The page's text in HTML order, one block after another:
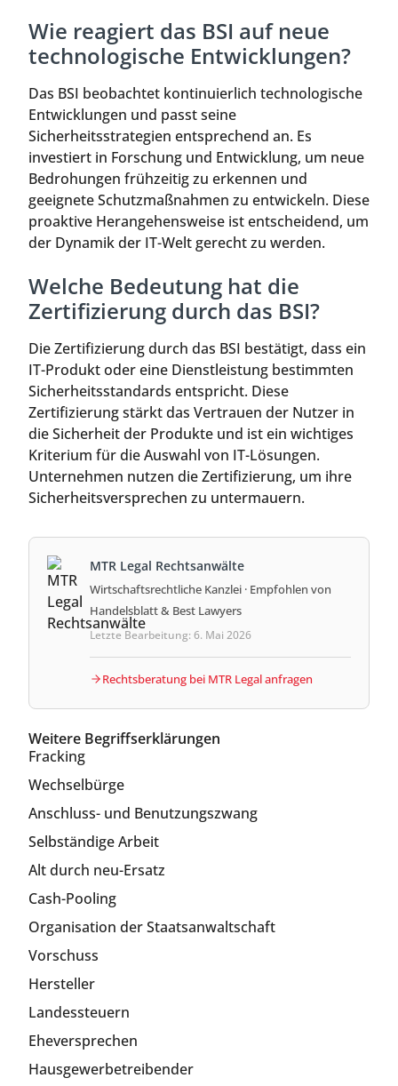
Wie reagiert das BSI auf neue
technologische Entwicklungen?
Das BSI beobachtet kontinuierlich technologische
Entwicklungen und passt seine
Sicherheitsstrategien entsprechend an. Es
investiert in Forschung und Entwicklung, um neue
Bedrohungen frühzeitig zu erkennen und
geeignete Schutzmaßnahmen zu entwickeln. Diese
proaktive Herangehensweise ist entscheidend, um
der Dynamik der IT-Welt gerecht zu werden.
Welche Bedeutung hat die
Zertifizierung durch das BSI?
Die Zertifizierung durch das BSI bestätigt, dass ein
IT-Produkt oder eine Dienstleistung bestimmten
Sicherheitsstandards entspricht. Diese
Zertifizierung stärkt das Vertrauen der Nutzer in
die Sicherheit der Produkte und ist ein wichtiges
Kriterium für die Auswahl von IT-Lösungen.
Unternehmen nutzen die Zertifizierung, um ihre
Sicherheitsversprechen zu untermauern.
MTR Legal Rechtsanwälte
Wirtschaftsrechtliche Kanzlei · Empfohlen von
Handelsblatt & Best Lawyers
Letzte Bearbeitung: 6. Mai 2026
Rechtsberatung bei MTR Legal anfragen
Weitere Begriffserklärungen
Fracking
Wechselbürge
Anschluss- und Benutzungszwang
Selbständige Arbeit
Alt durch neu-Ersatz
Cash-Pooling
Organisation der Staatsanwaltschaft
Vorschuss
Hersteller
Landessteuern
Eheversprechen
Hausgewerbetreibender